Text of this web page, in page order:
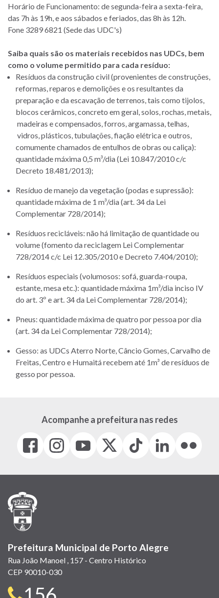
Horário de Funcionamento: de segunda-feira a sexta-feira,
das 7h às 19h, e aos sábados e feriados, das 8h às 12h.
Fone 3289 6821 (Sede das UDC's)
Saiba quais são os materiais recebidos nas UDCs, bem
como o volume permitido para cada resíduo:
Resíduos da construção civil (provenientes de construções,
reformas, reparos e demolições e os resultantes da
preparação e da escavação de terrenos, tais como tijolos,
blocos cerâmicos, concreto em geral, solos, rochas, metais,
madeiras e compensados, forros, argamassa, telhas,
vidros, plásticos, tubulações, fiação elétrica e outros,
comumente chamados de entulhos de obras ou caliça):
quantidade máxima 0,5 m³/dia (Lei 10.847/2010 c/c
Decreto 18.481/2013);
Resíduo de manejo da vegetação (podas e supressão):
quantidade máxima de 1 m³/dia (art. 34 da Lei
Complementar 728/2014);
Resíduos recicláveis: não há limitação de quantidade ou
volume (fomento da reciclagem Lei Complementar
728/2014 c/c Lei 12.305/2010 e Decreto 7.404/2010);
Resíduos especiais (volumosos: sofá, guarda-roupa,
estante, mesa etc.): quantidade máxima 1m³/dia inciso IV
do art. 3º e art. 34 da Lei Complementar 728/2014);
Pneus: quantidade máxima de quatro por pessoa por dia
(art. 34 da Lei Complementar 728/2014);
Gesso: as UDCs Aterro Norte, Câncio Gomes, Carvalho de
Freitas, Centro e Humaitá recebem até 1m³ de resíduos de
gesso por pessoa.
Acompanhe a prefeitura nas redes
Facebook
(link
em
janela)
Instagram
(link
em
(link
em
(Antigo
(link
Tiktok
(link
em
LinkedIn
(link
em
(link
em
Prefeitura Municipal de Porto Alegre
Rua João Manoel , 157 - Centro Histórico
CEP 90010-030